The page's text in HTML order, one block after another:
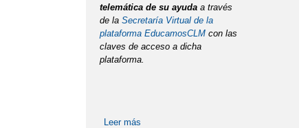
telemática de su ayudaa través
de la Secretaría Virtual de la
plataforma EducamosCLMcon las
claves de acceso a dicha
plataforma.
Leer más